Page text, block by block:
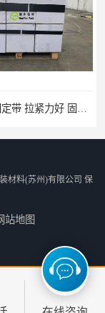
包绑带 固永包材
材料(苏州)有限公司 保
站地图